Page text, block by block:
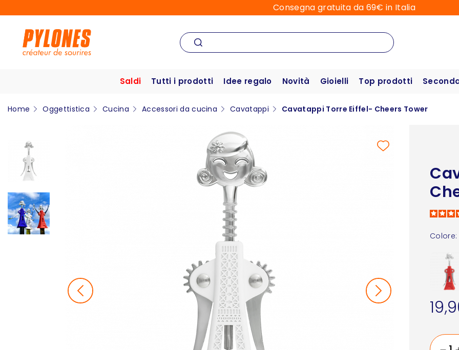
Consegna gratuita da 69€ in Italia
Saldi Tutti i prodotti Idee regalo Novità Gioielli Top prodotti
Home Oggettistica Cucina Accessori da cucina Cavatappi Cavatappi Torre Eiffel- Cheers Tower
Colore: